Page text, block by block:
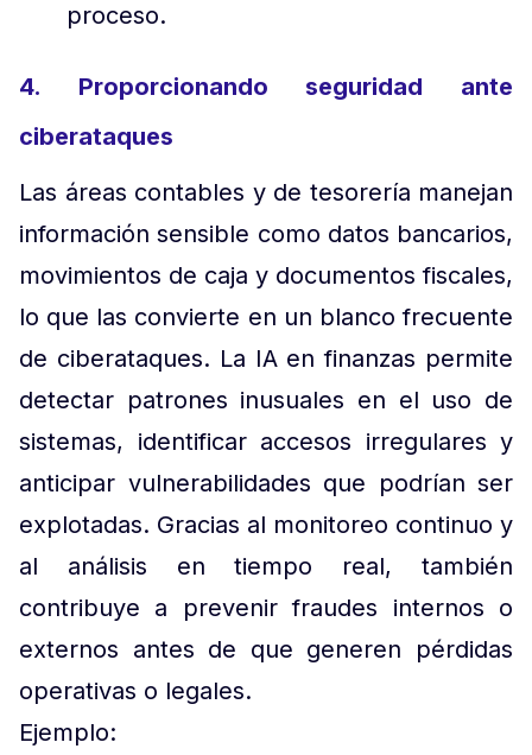
proceso.
4. Proporcionando seguridad ante
ciberataques
Las áreas contables y de tesorería manejan
información sensible como datos bancarios,
movimientos de caja y documentos fiscales,
lo que las convierte en un blanco frecuente
de ciberataques. La IA en finanzas permite
detectar patrones inusuales en el uso de
sistemas, identificar accesos irregulares y
anticipar vulnerabilidades que podrían ser
explotadas. Gracias al monitoreo continuo y
al análisis en tiempo real, también
contribuye a prevenir fraudes internos o
externos antes de que generen pérdidas
operativas o legales.
Ejemplo: